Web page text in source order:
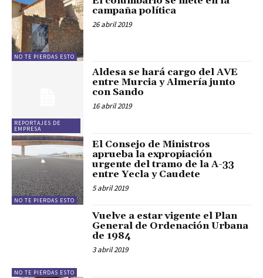
NO TE PIERDAS ESTO
campaña política
26 abril 2019
REPORTAJES DE
EMPRESA
Aldesa se hará cargo del AVE
entre Murcia y Almería junto
con Sando
16 abril 2019
NO TE PIERDAS ESTO
El Consejo de Ministros
aprueba la expropiación
urgente del tramo de la A-33
entre Yecla y Caudete
5 abril 2019
NO TE PIERDAS ESTO
Vuelve a estar vigente el Plan
General de Ordenación Urbana
de 1984
3 abril 2019